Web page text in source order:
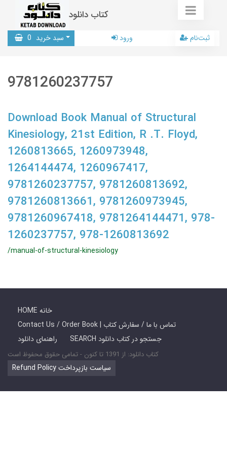
کتاب دانلود
سبد خرید 0 ورود ثبت‌نام
9781260237757
Download Book Manual of Structural
Kinesiology, 21st Edition, R .T. Floyd,
1260813665, 1260973948,
1264144474, 1260967417,
9781260237757, 9781260813692,
9781260813661, 9781260973945,
9781260967418, 9781264144471, 978-
1260237757, 978-1260813692
/manual-of-structural-kinesiology
HOME خانه
Contact Us / Order Book | تماس با ما / سفارش کتاب
راهنمای دانلود
SEARCH جستجو در کتاب دانلود
کتاب دانلود: از 1391 تا کنون - تمامی حقوق محفوظ است
Refund Policy سیاست بازپرداخت